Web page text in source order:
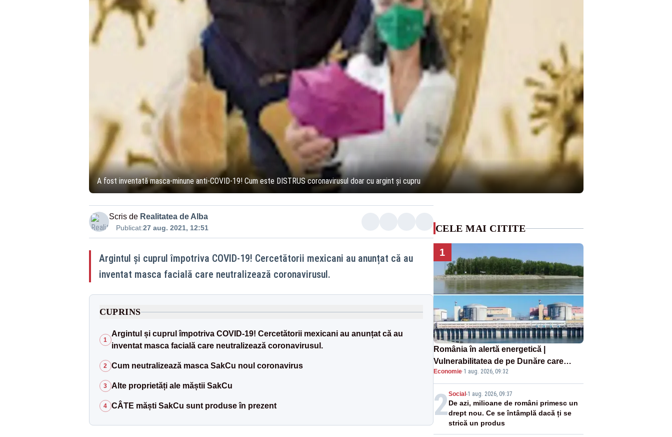
A fost inventată masca-minune anti-COVID-19! Cum este DISTRUS coronavirusul doar cu argint și cupru
Scris de Realitatea de Alba
Publicat:27 aug. 2021, 12:51
Argintul și cuprul împotriva COVID-19! Cercetătorii mexicani au anunțat că au
inventat masca facială care neutralizează coronavirusul.
CUPRINS
1
Argintul și cuprul împotriva COVID-19! Cercetătorii mexicani au anunțat că au
inventat masca facială care neutralizează coronavirusul.
2 Cum neutralizează masca SakCu noul coronavirus
3 Alte proprietăți ale măștii SakCu
4 CÂTE măști SakCu sunt produse în prezent
CELE MAI CITITE
1
România în alertă energetică |
Vulnerabilitatea de pe Dunăre care
pune în pericol Centrala Cernavodă era
cunoscută de pe vremea lui Ceaușescu
Economie·1 aug. 2026, 09:32
2Social -1 aug. 2026, 09:37
De azi, milioane de români primesc un
drept nou. Ce se întâmplă dacă ți se
strică un produs